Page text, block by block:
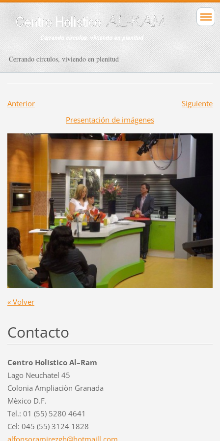
Cerrando círculos, viviendo en plenitud
Anterior
Siguiente
Presentación de imágenes
« Volver
Contacto
Centro Holístico Al–Ram
Lago Neuchatel 45
Colonia Ampliaciòn Granada
Mèxico D.F.
Tel.: 01 (55) 5280 4641
Cel: 045 (55) 3124 1828
alfonsoramirezgh@hotmaill.com